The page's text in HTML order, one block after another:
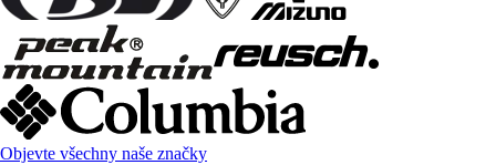
Objevte všechny naše značky